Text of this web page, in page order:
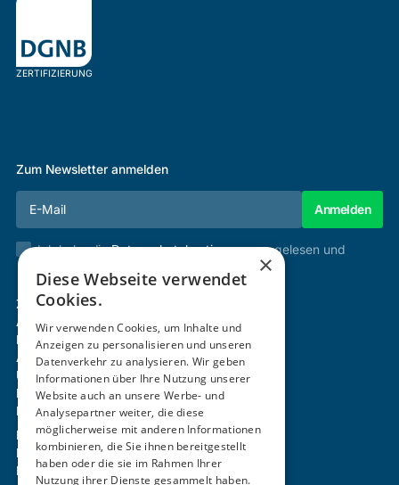
ZERTIFIZIERUNG
Zum Newsletter anmelden
Ich habe dieDatenschutzbestimmungengelesen und
Zertifizierung & Verifikation
Akademie
Mitgliedschaft
Aktivitäten
Über uns
Login
Kontakt
Impressum
Datenschutz
Barrierefreiheitserklärung
×
Diese Webseite verwendet
Cookies.
Wir verwenden Cookies, um Inhalte und
Anzeigen zu personalisieren und unseren
Datenverkehr zu analysieren. Wir geben
Informationen über Ihre Nutzung unserer
Website auch an unsere Werbe- und
Analysepartner weiter, die diese
möglicherweise mit anderen Informationen
kombinieren, die Sie ihnen bereitgestellt
haben oder die sie im Rahmen Ihrer
Nutzung ihrer Dienste gesammelt haben.